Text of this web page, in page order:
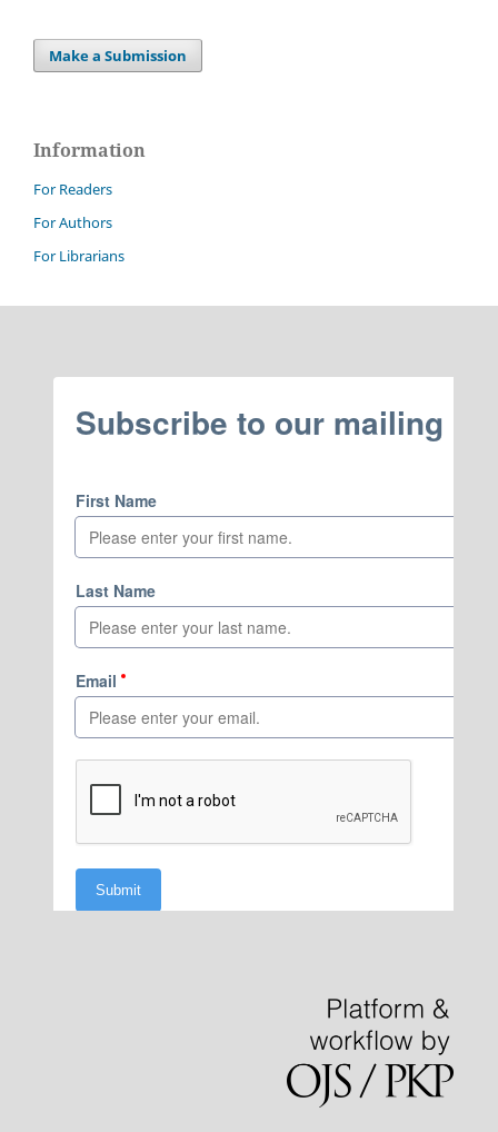
Make a Submission
Information
For Readers
For Authors
For Librarians